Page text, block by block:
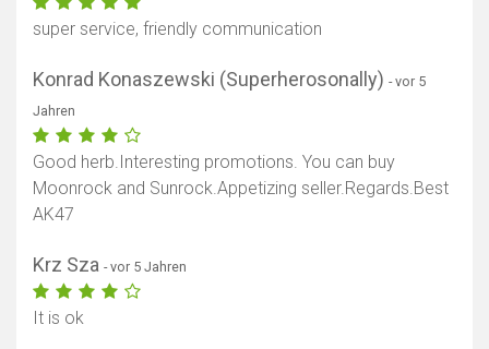
super service, friendly communication
Konrad Konaszewski (Superherosonally) - vor 5
Jahren
Good herb.Interesting promotions. You can buy
Moonrock and Sunrock.Appetizing seller.Regards.Best
AK47
Krz Sza - vor 5 Jahren
It is ok